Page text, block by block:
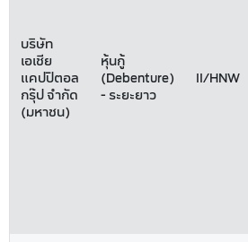
บริษัท
เอเชีย
แคปปิตอล
กรุ๊ป จำกัด
(มหาชน)
หุ้นกู้
(Debenture)
- ระยะยาว
II/HNW